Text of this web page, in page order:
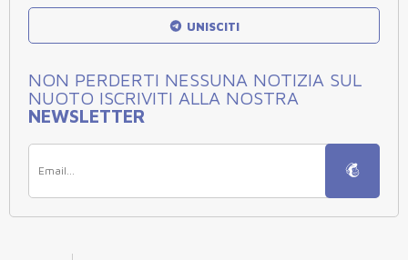
UNISCITI
NON PERDERTI NESSUNA NOTIZIA SUL
NUOTO ISCRIVITI ALLA NOSTRA
NEWSLETTER